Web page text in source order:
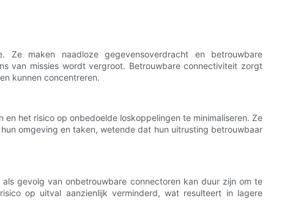
Ze maken naadloze gegevensoverdracht en betrouwbare
van missies wordt vergroot. Betrouwbare connectiviteit zorgt
kunnen concentreren.
het risico op onbedoelde loskoppelingen te minimaliseren. Ze
omgeving en taken, wetende dat hun uitrusting betrouwbaar
gevolg van onbetrouwbare connectoren kan duur zijn om te
op uitval aanzienlijk verminderd, wat resulteert in lagere